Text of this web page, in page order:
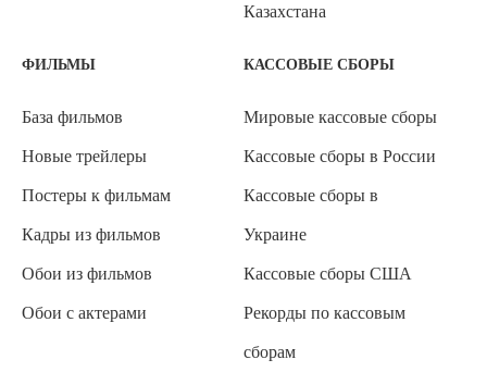
Казахстана
ФИЛЬМЫ
База фильмов
Новые трейлеры
Постеры к фильмам
Кадры из фильмов
Обои из фильмов
Обои с актерами
КАССОВЫЕ СБОРЫ
Мировые кассовые сборы
Кассовые сборы в России
Кассовые сборы в
Украине
Кассовые сборы США
Рекорды по кассовым
сборам